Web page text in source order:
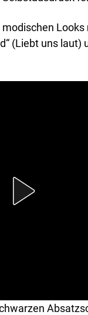
(Liebt uns laut)